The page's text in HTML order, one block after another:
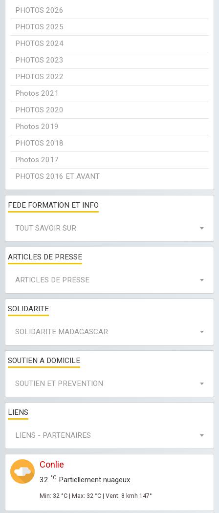
PHOTOS 2026
PHOTOS 2025
PHOTOS 2024
PHOTOS 2023
PHOTOS 2022
Photos 2021
PHOTOS 2020
Photos 2019
PHOTOS 2018
Photos 2017
PHOTOS 2016 ET AVANT
FEDE FORMATION ET INFO
TOUT SAVOIR SUR
ARTICLES DE PRESSE
ARTICLES DE PRESSE
SOLIDARITE
SOLIDARITE MADAGASCAR
SOUTIEN A DOMICILE
SOUTIEN ET PREVENTION
LIENS
LIENS - PARTENAIRES
Conlie
32 °C Partiellement nuageux
Min: 32 °C | Max: 32 °C | Vent: 8 kmh 147°